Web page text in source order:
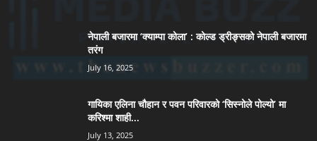
नेपाली बजारमा ‘क्याम्पा कोला’ : कोल्ड ड्रीङ्सको नेपाली बजारमा
तरंग
July 16, 2025
गायिका एलिना चौहान र पवन परिवारको ‘सिस्नोले पोल्यो’ मा
करिश्मा शाही...
July 13, 2025